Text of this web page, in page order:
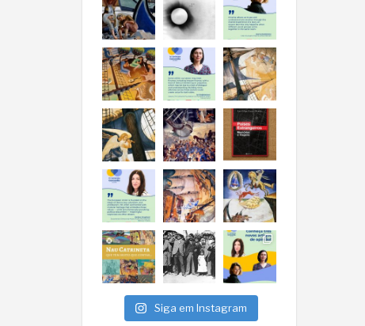
Siga em Instagram